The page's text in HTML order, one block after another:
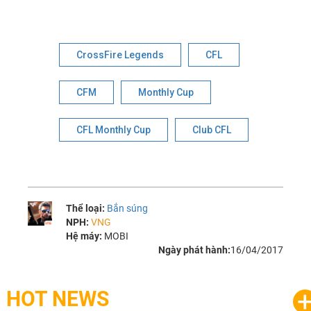
CrossFire Legends CFL
CFM Monthly Cup
CFL Monthly Cup Club CFL
Thể loại: Bắn súng
NPH:VNG
Hệ máy: MOBI
Ngày phát hành:16/04/2017
HOT NEWS